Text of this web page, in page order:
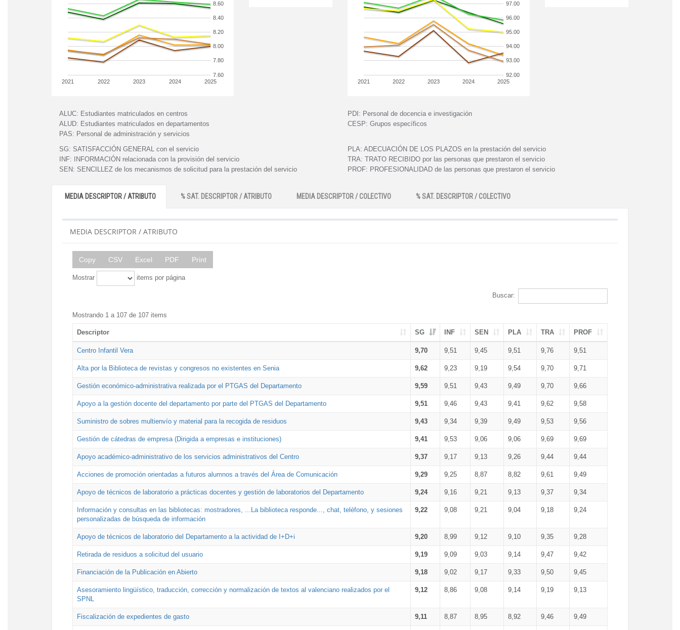
2021 2022 2023 2024 2025
7.60
7.80
8.00
8.20
8.40
8.60
2021 2022 2023 2024 2025
92.00
93.00
94.00
95.00
96.00
97.00
ALUC: Estudiantes matriculados en centros
ALUD: Estudiantes matriculados en departamentos
PAS: Personal de administración y servicios
PDI: Personal de docencia e investigación
CESP: Grupos específicos
SG: SATISFACCIÓN GENERAL con el servicio
INF:
INFORMACIÓN relacionada con la provisión del servicio
SEN: SENCILLEZ de los mecanismos de solicitud para la prestación del servicio
PLA: ADECUACIÓN DE LOS PLAZOS en la prestación del servicio
TRA: TRATO RECIBIDO por las personas que prestaron el servicio
PROF: PROFESIONALIDAD de las personas que prestaron el servicio
MEDIA DESCRIPTOR / ATRIBUTO % SAT. DESCRIPTOR / ATRIBUTO MEDIA DESCRIPTOR / COLECTIVO % SAT. DESCRIPTOR / COLECTIVO
MEDIA DESCRIPTOR / ATRIBUTO
Copy CSV Excel PDF Print
Mostrar items por página
Buscar:
Mostrando 1 a 107 de 107 items
Descriptor SG INF SEN PLA TRA PROF
Centro Infantil Vera 9,70 9,51 9,45 9,51 9,76 9,51
Alta por la Biblioteca de revistas y congresos no existentes en Senia 9,62 9,23 9,19 9,54 9,70 9,71
Gestión económico-administrativa realizada por el PTGAS del Departamento 9,59 9,51 9,43 9,49 9,70 9,66
Apoyo a la gestión docente del departamento por parte del PTGAS del Departamento 9,51 9,46 9,43 9,41 9,62 9,58
Suministro de sobres multienvío y material para la recogida de residuos 9,43 9,34 9,39 9,49 9,53 9,56
Gestión de cátedras de empresa (Dirigida a empresas e instituciones) 9,41 9,53 9,06 9,06 9,69 9,69
Apoyo académico-administrativo de los servicios administrativos del Centro 9,37 9,17 9,13 9,26 9,44 9,44
Acciones de promoción orientadas a futuros alumnos a través del Área de Comunicación 9,29 9,25 8,87 8,82 9,61 9,49
Apoyo de técnicos de laboratorio a prácticas docentes y gestión de laboratorios del Departamento 9,24 9,16 9,21 9,13 9,37 9,34
Información y consultas en las bibliotecas: mostradores, ...La biblioteca responde..., chat, teléfono, y sesiones
personalizadas de búsqueda de información
9,22 9,08 9,21 9,04 9,18 9,24
Apoyo de técnicos de laboratorio del Departamento a la actividad de I+D+i 9,20 8,99 9,12 9,10 9,35 9,28
Retirada de residuos a solicitud del usuario 9,19 9,09 9,03 9,14 9,47 9,42
Financiación de la Publicación en Abierto 9,18 9,02 9,17 9,33 9,50 9,45
Asesoramiento lingüístico, traducción, corrección y normalización de textos al valenciano realizados por el
SPNL
9,12 8,86 9,08 9,14 9,19 9,13
Fiscalización de expedientes de gasto 9,11 8,87 8,95 8,92 9,46 9,49